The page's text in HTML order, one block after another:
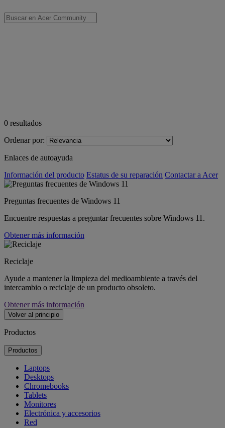
0 resultados
Ordenar por:
Enlaces de autoayuda
Información del producto Estatus de su reparación Contactar a Acer
Preguntas frecuentes de Windows 11
Encuentre respuestas a preguntar frecuentes sobre Windows 11.
Obtener más información
Reciclaje
Ayude a mantener la limpieza del medioambiente a través del
intercambio o reciclaje de un producto obsoleto.
Obtener más información
Volver al principio
Productos
Productos
Laptops
Desktops
Chromebooks
Tablets
Monitores
Electrónica y accesorios
Red